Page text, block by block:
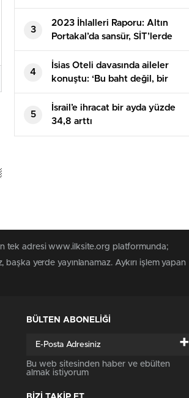
tutuklandı
3
2023 İhlalleri Raporu: Altın
Portakal’da sansür, SİT’lerde
kaçak, kıyıda işgal
4
İsias Oteli davasında aileler
konuştu: ‘Bu baht değil, bir
cinayet’
5
İsrail’e ihracat bir ayda yüzde
34,8 arttı
tek adresi www.ilksite.org platformunda;
yerde yayınlanamaz. Aykırı işlem yapan
BÜLTEN ABONELİĞİ
+
Bu web sitesinden haber ve ebülten
almak istiyorum